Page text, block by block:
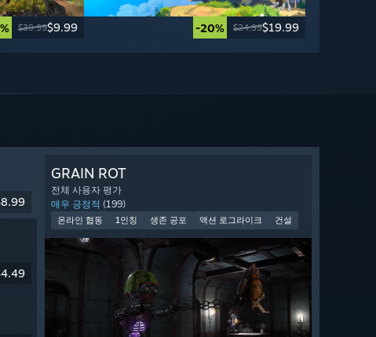
$39.99$9.99 -20% $24.99$19.99
GRAIN ROT
전체 사용자 평가
매우 긍정적 (199)
온라인 협동 1인칭 생존 공포 액션 로그라이크 건설